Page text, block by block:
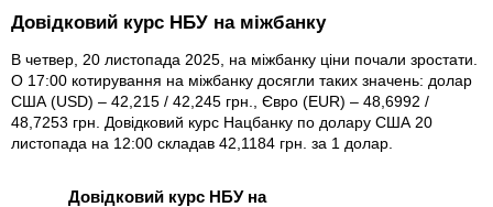
Довідковий курс НБУ на міжбанку
В четвер, 20 листопада 2025, на міжбанку ціни почали зростати.
О 17:00 котирування на міжбанку досягли таких значень: долар
США (USD) – 42,215 / 42,245 грн., Євро (EUR) – 48,6992 /
48,7253 грн. Довідковий курс Нацбанку по долару США 20
листопада на 12:00 складав 42,1184 грн. за 1 долар.
Довідковий курс НБУ на